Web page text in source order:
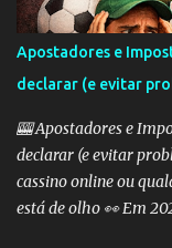
a aposta é
a aposta também é
ao exemplo anterior,
gols. Isso significa
uma diferença de até
Apostadores e
declarar (e evitar
🎰 Apostadores e
declarar (e evitar
cassino online ou
está de olho 👀 Em